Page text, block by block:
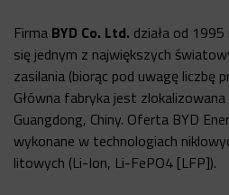
Firma BYD Co. Ltd. działa od
się jednym z największych
zasilania (biorąc pod uwagę liczbę
Główna fabryka jest
Guangdong, Chiny. Oferta BYD
wykonane w technologiach
litowych (Li-Ion, Li-FePO4 [LFP]).